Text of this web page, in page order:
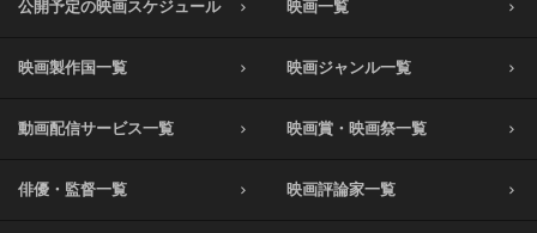
公開予定の映画スケジュール 映画一覧
映画製作国一覧 映画ジャンル一覧
動画配信サービス一覧 映画賞・映画祭一覧
俳優・監督一覧 映画評論家一覧